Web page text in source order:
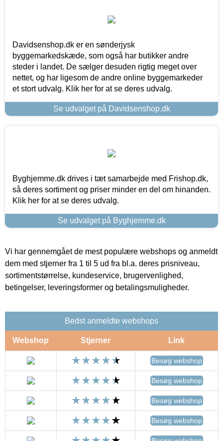
Davidsenshop.dk er en sønderjysk
byggemarkedskæde, som også har butikker andre
steder i landet. De sælger desuden rigtig meget over
nettet, og har ligesom de andre online byggemarkeder
et stort udvalg. Klik her for at se deres udvalg.
Se udvalget på Davidsenshop.dk
Byghjemme.dk drives i tæt samarbejde med Frishop.dk,
så deres sortiment og priser minder en del om hinanden.
Klik her for at se deres udvalg.
Se udvalget på Byghjemme.dk
Vi har gennemgået de mest populære webshops og anmeldt
dem med stjerner fra 1 til 5 ud fra bl.a. deres prisniveau,
sortimentstørrelse, kundeservice, brugervenlighed,
betingelser, leveringsformer og betalingsmuligheder.
Bedst anmeldte webshops
Webshop Stjerner Link
Besøg webshop
Besøg webshop
Besøg webshop
Besøg webshop